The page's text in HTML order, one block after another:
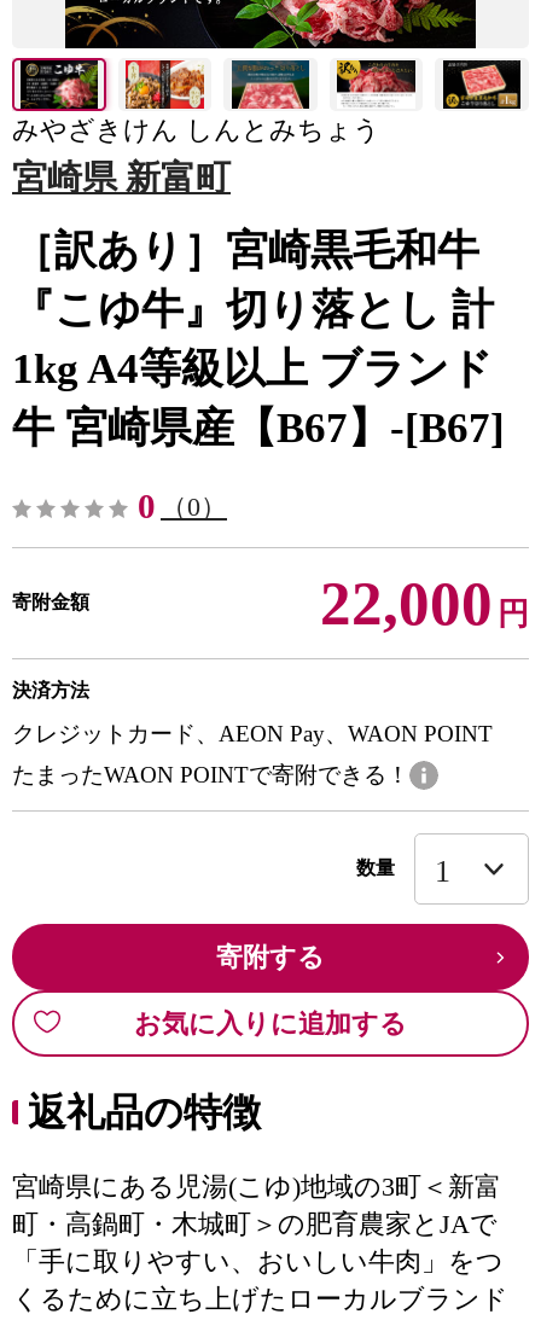
みやざきけん しんとみちょう
宮崎県 新富町
［訳あり］宮崎黒毛和牛
『こゆ牛』切り落とし 計
1kg A4等級以上 ブランド
牛 宮崎県産【B67】-[B67]
0 （0）
寄附金額 22,000 円
決済方法
クレジットカード、AEON Pay、WAON POINT
たまったWAON POINTで寄附できる！
数量
寄附する
お気に入りに追加する
返礼品の特徴
宮崎県にある児湯(こゆ)地域の3町＜新富
町・高鍋町・木城町＞の肥育農家とJAで
「手に取りやすい、おいしい牛肉」をつ
くるために立ち上げたローカルブランド